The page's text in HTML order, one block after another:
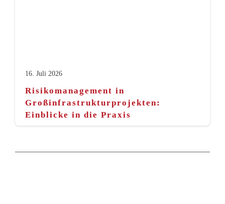
16. Juli 2026
Risikomanagement in
Großinfrastrukturprojekten:
Einblicke in die Praxis